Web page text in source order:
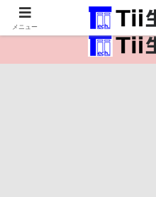
医療保健・生命・
メニュー